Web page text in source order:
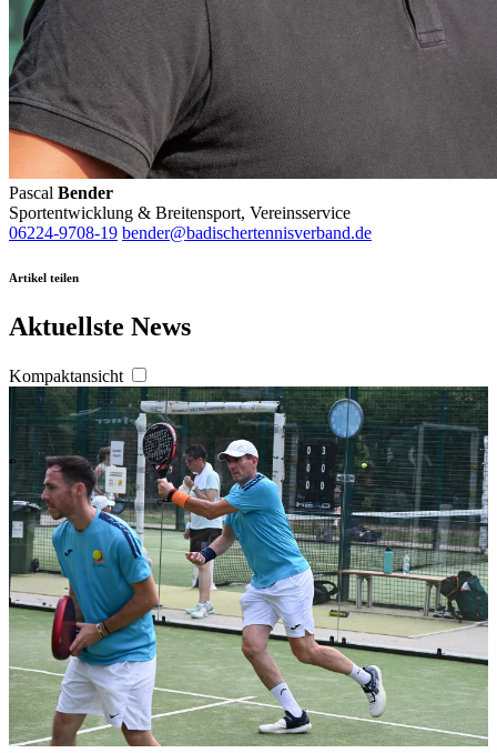
Pascal Bender
Sportentwicklung & Breitensport, Vereinsservice
06224-9708-19 bender@badischertennisverband.de
Artikel teilen
Aktuellste News
Kompaktansicht